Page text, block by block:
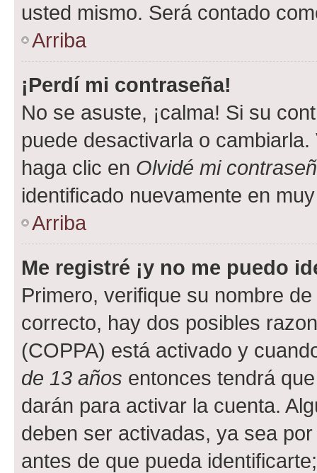
usted mismo. Será contado
Arriba
¡Perdí mi contraseña!
No se asuste, ¡calma! Si su
puede desactivarla o
haga clic en Olvidé mi
identificado nuevamente en
Arriba
Me registré ¡y no me puedo
Primero, verifique su nombre
correcto, hay dos posibles
(COPPA) está activado y
de 13 años entonces tendrá
darán para activar la cuenta.
deben ser activadas, ya sea
antes de que pueda